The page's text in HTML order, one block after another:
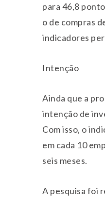
para 46,8
o de compras
indicadores
Intenção
Ainda que a
intenção de
Com isso, o
em cada 10
seis meses.
A pesquisa foi